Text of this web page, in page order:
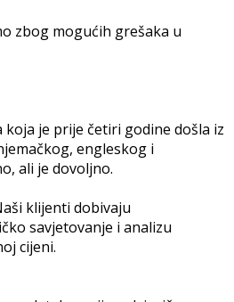
zbog mogućih grešaka u
je prije četiri godine došla iz
engleskog i
ali je dovoljno.
klijenti dobivaju
savjetovanje i analizu
cijeni.